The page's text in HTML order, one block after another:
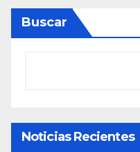
Buscar
Noticias Recientes